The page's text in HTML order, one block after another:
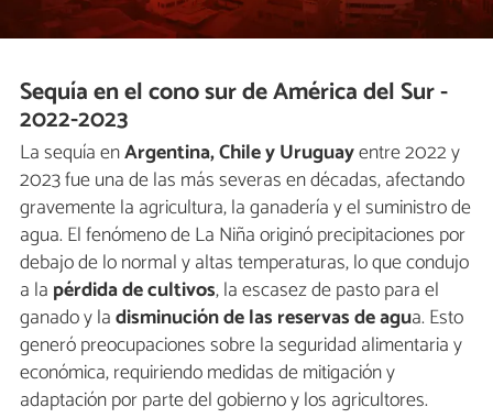
Sequía en el cono sur de América del Sur -
2022-2023
La sequía enArgentina, Chile y Uruguayentre 2022 y
2023 fue una de las más severas en décadas, afectando
gravemente la agricultura, la ganadería y el suministro de
agua. El fenómeno de La Niña originó precipitaciones por
debajo de lo normal y altas temperaturas, lo que condujo
a la pérdida de cultivos, la escasez de pasto para el
ganado y ladisminución de las reservas de agua. Esto
generó preocupaciones sobre la seguridad alimentaria y
económica, requiriendo medidas de mitigación y
adaptación por parte del gobierno y los agricultores.